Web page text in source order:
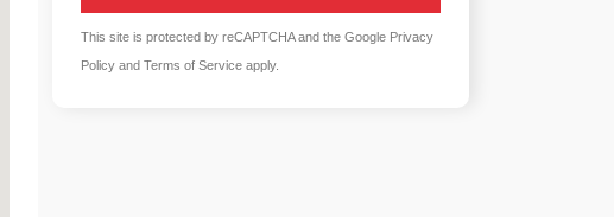
This site is protected by reCAPTCHA and the Google Privacy
Policy andTerms of Service apply.